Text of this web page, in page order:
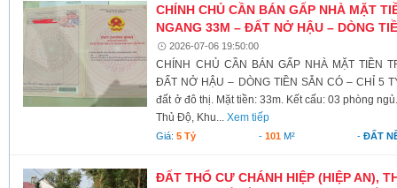
CHÍNH CHỦ CẦN BÁN GẤP NHÀ MẶT
NGANG 33M – ĐẤT NỞ HẬU – DÒNG
2026-07-06 19:50:00
CHÍNH CHỦ CẦN BÁN GẤP NHÀ MẶT TIỀN
ĐẤT NỞ HẬU – DÒNG TIỀN SẴN CÓ – CHỈ 5
đất ở đô thị. Mặt tiền: 33m. Kết cấu: 03 phòng
Thủ Độ, Khu...Xem tiếp
Giá:5 Tỷ - 101M² - ĐẤT
ĐẤT THỔ CƯ CHÁNH HIỆP (HIỆP AN),